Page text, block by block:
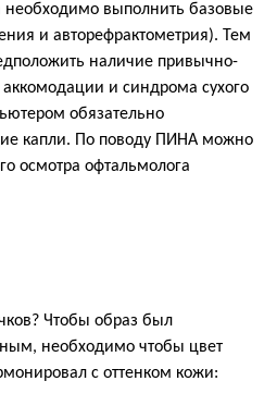
выполнить базовые
и авторефрактометрия). Тем
наличие привычно-
и синдрома сухого
обязательно
капли. По поводу ПИНА можно
осмотра офтальмолога
Чтобы образ был
необходимо чтобы цвет
с оттенком кожи: